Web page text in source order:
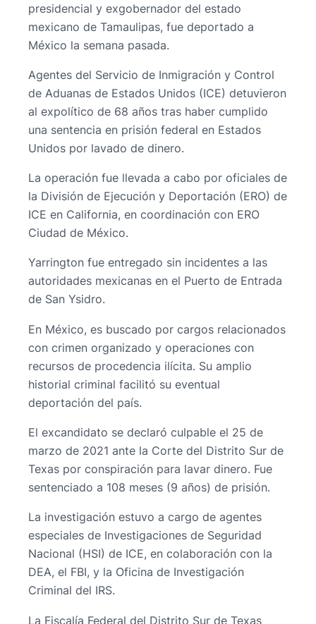
presidencial y exgobernador del estado
mexicano de Tamaulipas, fue deportado a
México la semana pasada.
Agentes del Servicio de Inmigración y Control
de Aduanas de Estados Unidos (ICE) detuvieron
al expolítico de 68 años tras haber cumplido
una sentencia en prisión federal en Estados
Unidos por lavado de dinero.
La operación fue llevada a cabo por oficiales de
la División de Ejecución y Deportación (ERO) de
ICE en California, en coordinación con ERO
Ciudad de México.
Yarrington fue entregado sin incidentes a las
autoridades mexicanas en el Puerto de Entrada
de San Ysidro.
En México, es buscado por cargos relacionados
con crimen organizado y operaciones con
recursos de procedencia ilícita. Su amplio
historial criminal facilitó su eventual
deportación del país.
El excandidato se declaró culpable el 25 de
marzo de 2021 ante la Corte del Distrito Sur de
Texas por conspiración para lavar dinero. Fue
sentenciado a 108 meses (9 años) de prisión.
La investigación estuvo a cargo de agentes
especiales de Investigaciones de Seguridad
Nacional (HSI) de ICE, en colaboración con la
DEA, el FBI, y la Oficina de Investigación
Criminal del IRS.
La Fiscalía Federal del Distrito Sur de Texas